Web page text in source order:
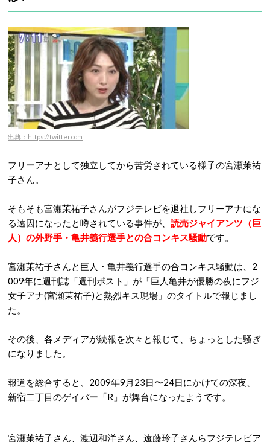
出典：https://twitter.com
フリーアナとして独立してから苦労されている様子の宮瀬茉祐
子さん。
そもそも宮瀬茉祐子さんがフジテレビを退社しフリーアナにな
る遠因になったと噂されている事件が、 読売ジャイアンツ（巨
人）の外野手・亀井義行選手との合コンキス騒動です。
宮瀬茉祐子さんと巨人・亀井義行選手の合コンキス騒動は、2
009年に週刊誌「週刊ポスト」が「巨人亀井が優勝の夜にフジ
女子アナ(宮瀬茉祐子)と熱烈キス現場」のタイトルで報じまし
た。
その後、各メディアが続報を次々と報じて、ちょっとした騒ぎ
になりました。
報道を総合すると、2009年9月23日〜24日にかけての深夜、
新宿二丁目のゲイバー「R」が舞台になったようです。
宮瀬茉祐子さん、渡辺和洋さん、遠藤玲子さんらフジテレビア